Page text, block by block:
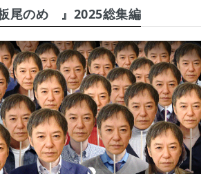
尾のめ゙』2025総集編